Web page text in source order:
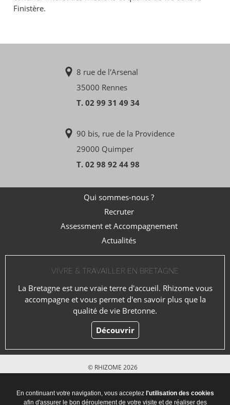
Finistère.
8 rue de l'Arsenal
35000 Rennes
T. 02 99 31 49 34
90 bis, rue de la Providence
29000 Quimper
T. 02 98 92 44 98
Qui sommes-nous ?
Recruter
Assessment et Accompagnement
Actualités
VIVRE & TRAVAILLER EN BRETAGNE
La Bretagne est une vraie terre d'accueil. Rhizome vous
accompagne et vous permet d'en savoir plus que la
qualité de vie Bretonne.
Découvrir
© RHIZOME 2026
Mentions légales
En continuant votre navigation, vous acceptez l'utilisation des cookies
afin d'assurer le bon déroulement de votre visite et de réaliser des